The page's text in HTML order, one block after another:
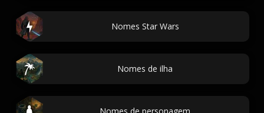
Nomes Star Wars
Nomes de ilha